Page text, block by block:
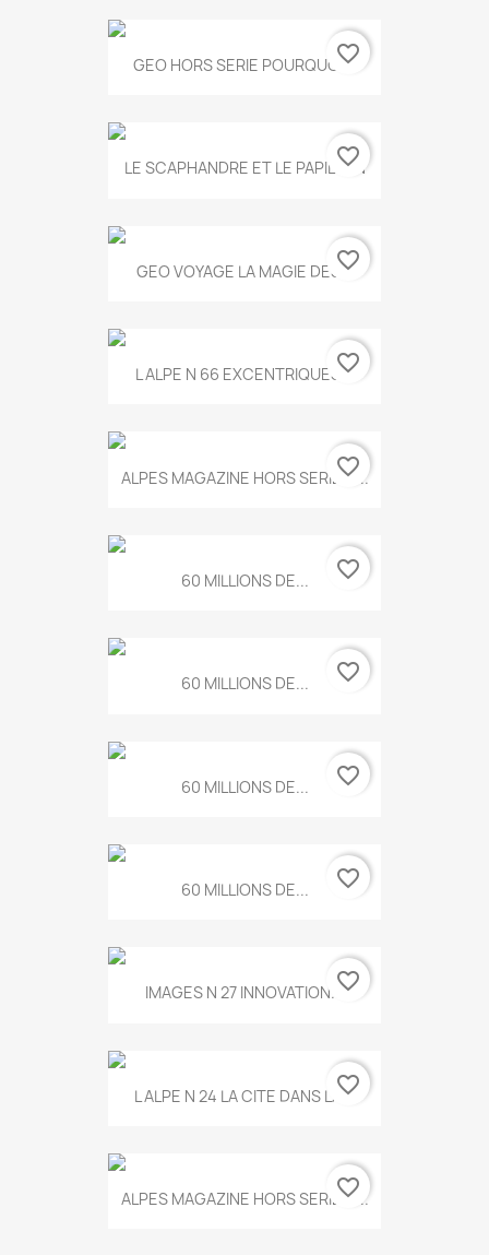
GEO HORS SERIE POURQUOI...
favorite_border
LE SCAPHANDRE ET LE PAPILLON
favorite_border
GEO VOYAGE LA MAGIE DES...
favorite_border
L ALPE N 66 EXCENTRIQUES...
favorite_border
ALPES MAGAZINE HORS SERIE N...
favorite_border
60 MILLIONS DE... favorite_border
60 MILLIONS DE... favorite_border
60 MILLIONS DE... favorite_border
60 MILLIONS DE... favorite_border
IMAGES N 27 INNOVATION...favorite_border
L ALPE N 24 LA CITE DANS LA...
favorite_border
ALPES MAGAZINE HORS SERIE N...
favorite_border